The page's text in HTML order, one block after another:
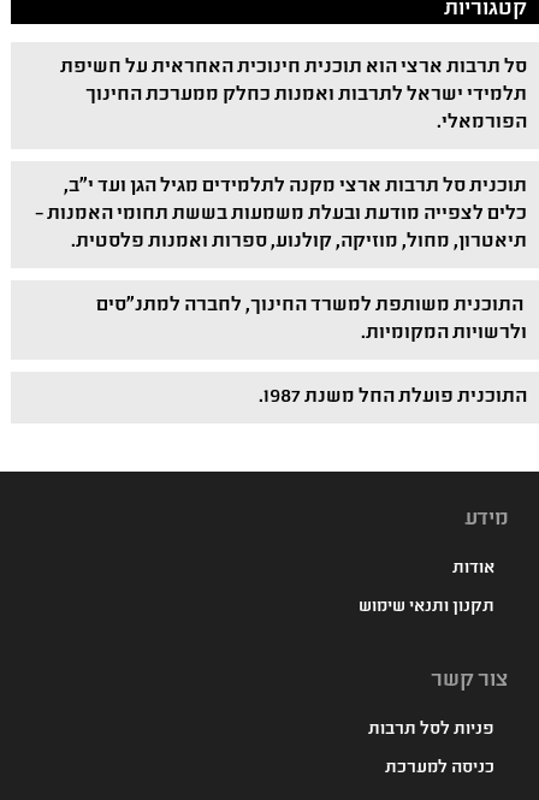
קטגוריות
סל תרבות ארצי הוא תוכנית חינוכית האחראית על חשיפת
תלמידי ישראל לתרבות ואמנות כחלק ממערכת החינוך
הפורמאלי.
תוכנית סל תרבות ארצי מקנה לתלמידים מגיל הגן ועד י"ב,
כלים לצפייה מודעת ובעלת משמעות בששת תחומי האמנות –
תיאטרון, מחול, מוזיקה, קולנוע, ספרות ואמנות פלסטית.
התוכנית משותפת למשרד החינוך, לחברה למתנ"סים
ולרשויות המקומיות.
התוכנית פועלת החל משנת 1987.
מידע
אודות
תקנון ותנאי שימוש
צור קשר
פניות לסל תרבות
כניסה למערכת